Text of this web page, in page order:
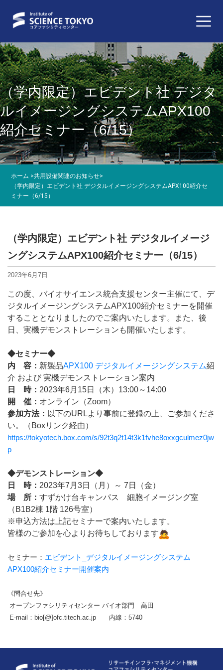
ホーム >共用設備関連のお知らせ>
（学内限定）エビデント社 デジタルイメージングシステムAPX100紹介セ
ミナー（6/15）
（学内限定）エビデント社 デジタ
ルイメージングシステムAPX100
紹介セミナー（6/15）
（学内限定）エビデント社 デジタルイメージ
ングシステムAPX100紹介セミナー（6/15）
2023年6月7日
この度、バイオサイエンス統合支援センター主催にて、 デ
ジタルイメージングシステムAPX100紹介セミナーを開催
することとなりましたのでご案内いたします。また、後
日、実機デモンストレーションも開催いたします。
◆セミナー◆
内 容： 新製品APX100 デジタルイメージングシステム紹
介 および 実機デモンストレーション案内
日 時： 2023年6月15日（木）13:00～14:00
開 催： オンライン（Zoom）
参加方法： 以下のURLより事前に登録の上、ご参加くださ
い。（Boxリンク経由）
https://tokyotech.box.com/s/92t3q2t14t3k1fvhe8oxxgculmez0jw
p
◆デモンストレーション◆
日 時： 2023年7月3日（月）～ 7日（金）
場 所： すずかけ台キャンパス 細胞イメージング室
（B1B2棟 1階 126号室）
※申込方法は上記セミナーで案内いたします。
皆様のご参加を心よりお待ちしております
セミナー： エビデント_デジタルイメージングシステム
APX100紹介セミナー開催案内
《問合せ先》
オープンファシリティセンター バイオ部門 高田
E-mail：bio[@]ofc.titech.ac.jp 内線：5740